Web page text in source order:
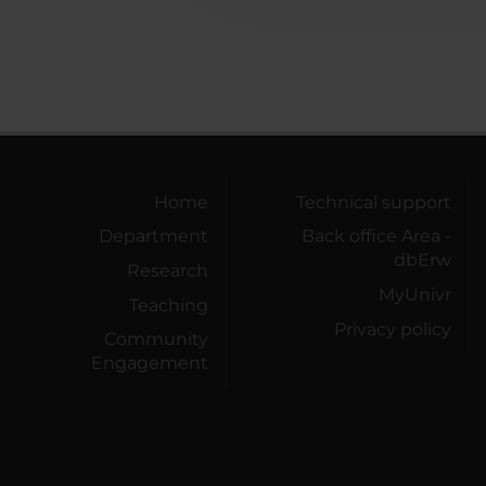
Home
Department
Research
Teaching
Community
Engagement
Technical support
Back office Area -
dbErw
MyUnivr
Privacy policy